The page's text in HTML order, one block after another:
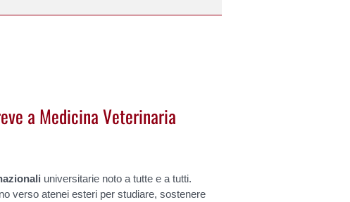
a Medicina Veterinaria
universitarie noto a tutte e a tutti.
verso atenei esteri per studiare, sostenere